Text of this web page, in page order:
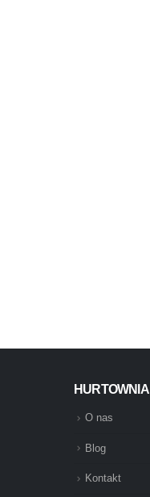
HURTOWNIA
O nas
Blog
Kontakt